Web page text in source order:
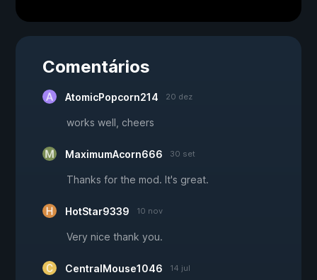
Comentários
AtomicPopcorn214 20 dez
works well, cheers
MaximumAcorn666 30 set
Thanks for the mod. It's great.
HotStar9339 10 nov
Very nice thank you.
CentralMouse1046 14 jul